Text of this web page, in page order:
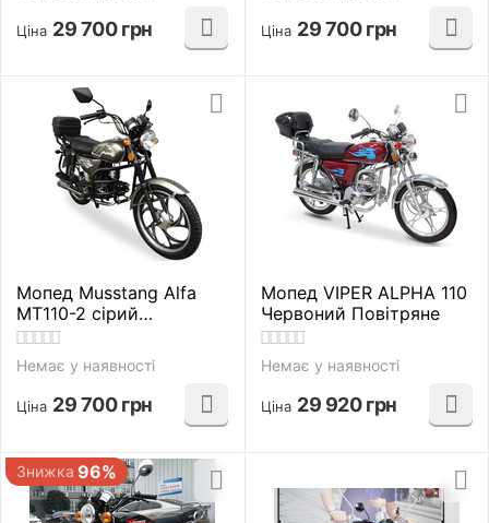
Ціна 29 700 грн Ціна 29 700 грн
Мопед Musstang Alfa
MT110-2 сірий
Повітряне
Немає у наявності
Ціна 29 700 грн
Мопед VIPER ALPHA 110
Червоний Повітряне
Немає у наявності
Ціна 29 920 грн
Знижка 96%